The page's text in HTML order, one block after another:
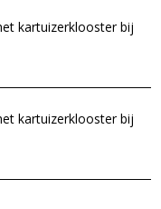
kartuizerklooster bij
kartuizerklooster bij